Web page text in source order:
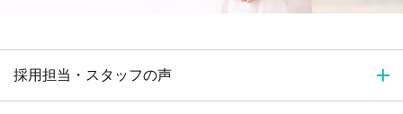
採用担当・スタッフの声